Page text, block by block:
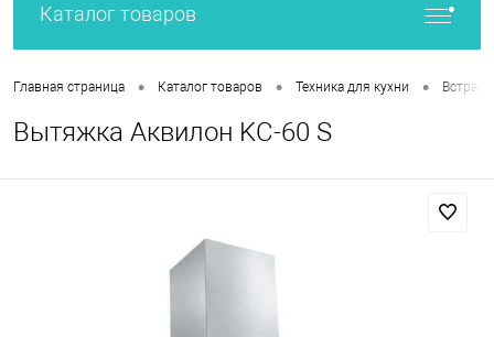
Каталог товаров
Главная страница • Каталог товаров • Техника для кухни •
Вытяжка Аквилон KC-60 S